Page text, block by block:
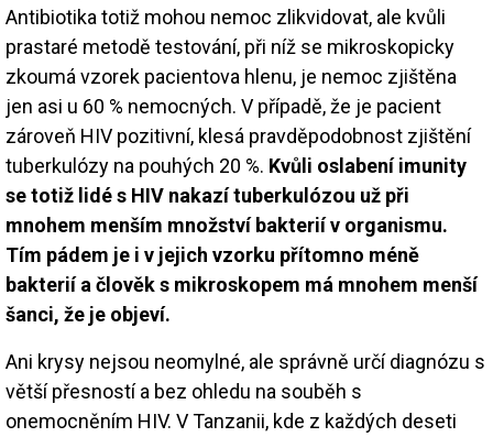
Antibiotika totiž mohou nemoc zlikvidovat, ale kvůli
prastaré metodě testování, při níž se mikroskopicky
zkoumá vzorek pacientova hlenu, je nemoc zjištěna
jen asi u 60 % nemocných. V případě, že je pacient
zároveň HIV pozitivní, klesá pravděpodobnost zjištění
tuberkulózy na pouhých 20 %. Kvůli oslabení imunity
se totiž lidé s HIV nakazí tuberkulózou už při
mnohem menším množství bakterií v organismu.
Tím pádem je i v jejich vzorku přítomno méně
bakterií a člověk s mikroskopem má mnohem menší
šanci, že je objeví.
Ani krysy nejsou neomylné, ale správně určí diagnózu s
větší přesností a bez ohledu na souběh s
onemocněním HIV. V Tanzanii, kde z každých deseti